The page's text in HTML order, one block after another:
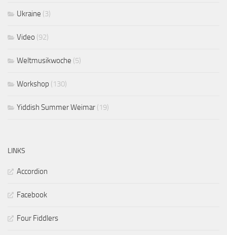
Ukraine (3)
Video (92)
Weltmusikwoche (5)
Workshop (130)
Yiddish Summer Weimar (19)
LINKS
Accordion
Facebook
Four Fiddlers